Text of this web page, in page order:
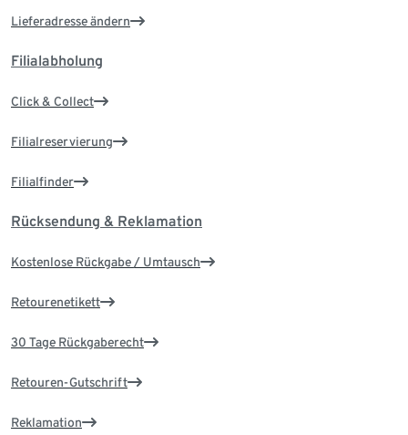
Lieferadresse ändern
Filialabholung
Click & Collect
Filialreservierung
Filialfinder
Rücksendung & Reklamation
Kostenlose Rückgabe / Umtausch
Retourenetikett
30 Tage Rückgaberecht
Retouren-Gutschrift
Reklamation